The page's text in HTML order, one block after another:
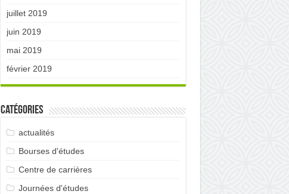
juillet 2019
juin 2019
mai 2019
février 2019
Catégories
actualités
Bourses d'études
Centre de carrières
Journées d'études